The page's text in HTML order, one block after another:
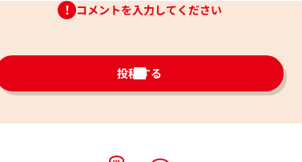
コメントを入力してください
投稿する